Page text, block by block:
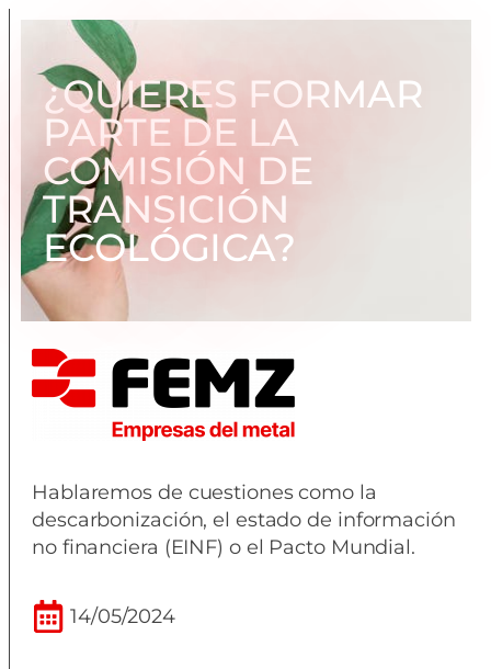
¿QUIERES FORMAR
PARTE DE LA
COMISIÓN DE
TRANSICIÓN
ECOLÓGICA?
Hablaremos de cuestiones como la
descarbonización, el estado de información
no financiera (EINF) o el Pacto Mundial.
14/05/2024